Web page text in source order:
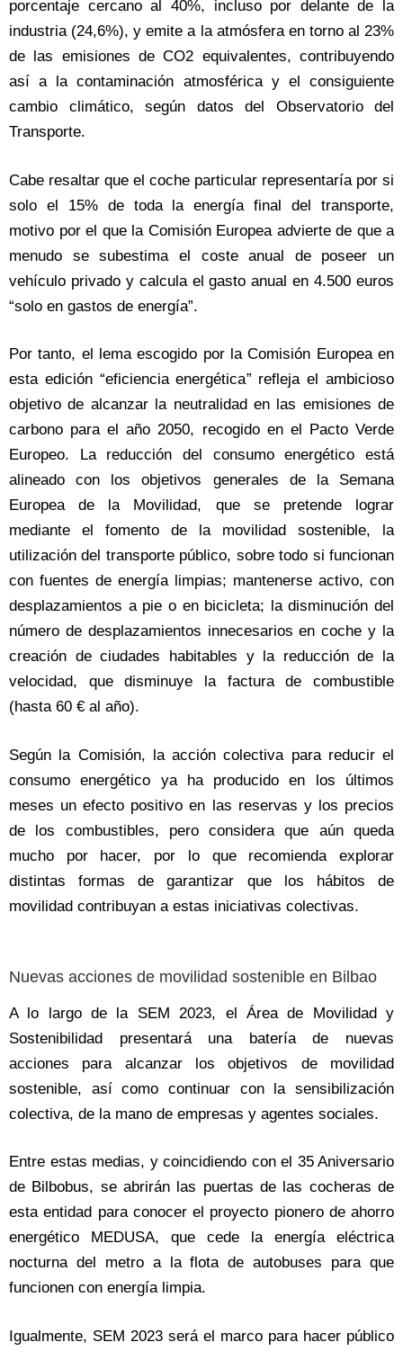
porcentaje cercano al 40%, incluso por delante de la
industria (24,6%), y emite a la atmósfera en torno al 23%
de las emisiones de CO2 equivalentes, contribuyendo
así a la contaminación atmosférica y el consiguiente
cambio climático, según datos del Observatorio del
Transporte.
Cabe resaltar que el coche particular representaría por si
solo el 15% de toda la energía final del transporte,
motivo por el que la Comisión Europea advierte de que a
menudo se subestima el coste anual de poseer un
vehículo privado y calcula el gasto anual en 4.500 euros
“solo en gastos de energía”.
Por tanto, el lema escogido por la Comisión Europea en
esta edición “eficiencia energética” refleja el ambicioso
objetivo de alcanzar la neutralidad en las emisiones de
carbono para el año 2050, recogido en el Pacto Verde
Europeo. La reducción del consumo energético está
alineado con los objetivos generales de la Semana
Europea de la Movilidad, que se pretende lograr
mediante el fomento de la movilidad sostenible, la
utilización del transporte público, sobre todo si funcionan
con fuentes de energía limpias; mantenerse activo, con
desplazamientos a pie o en bicicleta; la disminución del
número de desplazamientos innecesarios en coche y la
creación de ciudades habitables y la reducción de la
velocidad, que disminuye la factura de combustible
(hasta 60 € al año).
Según la Comisión, la acción colectiva para reducir el
consumo energético ya ha producido en los últimos
meses un efecto positivo en las reservas y los precios
de los combustibles, pero considera que aún queda
mucho por hacer, por lo que recomienda explorar
distintas formas de garantizar que los hábitos de
movilidad contribuyan a estas iniciativas colectivas.
Nuevas acciones de movilidad sostenible en Bilbao
A lo largo de la SEM 2023, el Área de Movilidad y
Sostenibilidad presentará una batería de nuevas
acciones para alcanzar los objetivos de movilidad
sostenible, así como continuar con la sensibilización
colectiva, de la mano de empresas y agentes sociales.
Entre estas medias, y coincidiendo con el 35 Aniversario
de Bilbobus, se abrirán las puertas de las cocheras de
esta entidad para conocer el proyecto pionero de ahorro
energético MEDUSA, que cede la energía eléctrica
nocturna del metro a la flota de autobuses para que
funcionen con energía limpia.
Igualmente, SEM 2023 será el marco para hacer público